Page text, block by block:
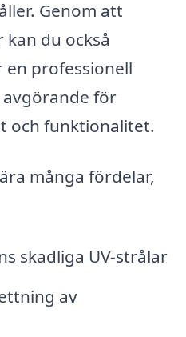
Genom att
du också
en professionell
för
och funktionalitet.
många fördelar,
skadliga UV-strålar
av